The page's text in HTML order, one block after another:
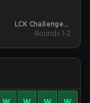
LCK Challengers
League 2025 Rounds
Rounds 1-2